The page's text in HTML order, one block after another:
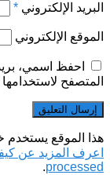
البريد الإلكتروني *
الموقع الإلكتروني
احفظ اسمي،
المتصفح
هذا الموقع يستخدم
اعرف المزيد عن
processed
.